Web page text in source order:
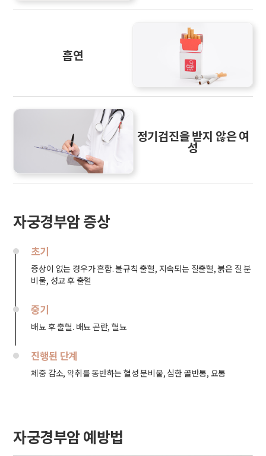
흡연
정기검진을 받지 않은 여
성
자궁경부암 증상
초기
증상이 없는 경우가 흔함. 불규칙 출혈, 지속되는 질출혈, 붉은 질 분
비물, 성교 후 출혈
중기
배뇨 후 출혈. 배뇨 곤란, 혈뇨
진행된 단계
체중 감소, 악취를 동반하는 혈성 분비물, 심한 골반통, 요통
자궁경부암 예방법